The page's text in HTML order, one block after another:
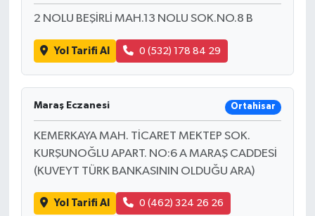
2 NOLU BEŞİRLİ MAH.13 NOLU SOK.NO.8 B
Yol Tarifi Al 0 (532) 178 84 29
Maraş Eczanesi Ortahisar
KEMERKAYA MAH. TİCARET MEKTEP SOK.
KURŞUNOĞLU APART. NO:6 A MARAŞ CADDESİ
(KUVEYT TÜRK BANKASININ OLDUĞU ARA)
Yol Tarifi Al 0 (462) 324 26 26